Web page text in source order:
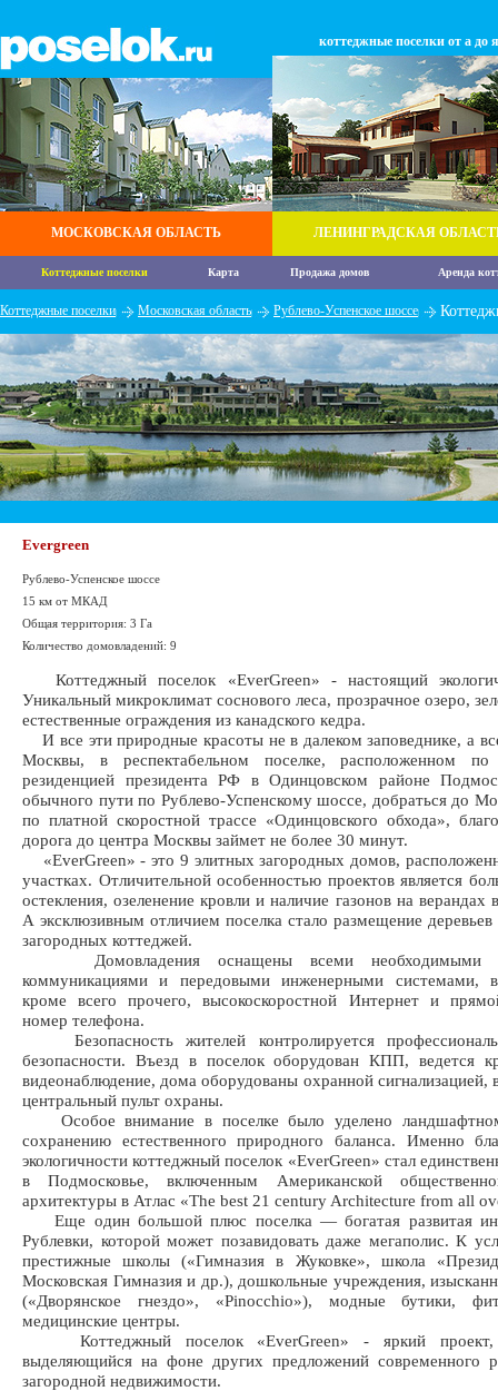
МОСКОВСКАЯ ОБЛАСТЬ
коттеджные поселки от а до я
ЛЕНИНГРАДСКАЯ
Коттеджные поселки Карта Продажа домов Аренда
Коттеджные поселки Московская область Рублево-Успенское шоссе
Evergreen
Рублево-Успенское шоссе
15 км от МКАД
Общая территория: 3 Га
Количество домовладений: 9
Коттеджный поселок «EverGreen» - настоящий
Уникальный микроклимат соснового леса, прозрачное озеро,
естественные ограждения из канадского кедра.
И все эти природные красоты не в далеком заповеднике, а
Москвы, в респектабельном поселке, расположенном по
резиденцией президента РФ в Одинцовском районе
обычного пути по Рублево-Успенскому шоссе, добраться до
по платной скоростной трассе «Одинцовского обхода»,
дорога до центра Москвы займет не более 30 минут.
«EverGreen» - это 9 элитных загородных домов,
участках. Отличительной особенностью проектов является
остекления, озеленение кровли и наличие газонов на верандах
А эксклюзивным отличием поселка стало размещение
загородных коттеджей.
Домовладения оснащены всеми необходимыми
коммуникациями и передовыми инженерными системами,
кроме всего прочего, высокоскоростной Интернет и
номер телефона.
Безопасность жителей контролируется
безопасности. Въезд в поселок оборудован КПП, ведется
видеонаблюдение, дома оборудованы охранной сигнализацией,
центральный пульт охраны.
Особое внимание в поселке было уделено
сохранению естественного природного баланса. Именно
экологичности коттеджный поселок «EverGreen» стал
в Подмосковье, включенным Американской
архитектуры в Атлас «The best 21 century Architecture from all
Еще один большой плюс поселка — богатая развитая
Рублевки, которой может позавидовать даже мегаполис. К
престижные школы («Гимназия в Жуковке», школа
Московская Гимназия и др.), дошкольные учреждения,
(«Дворянское гнездо», «Pinocchio»), модные бутики,
медицинские центры.
Коттеджный поселок «EverGreen» - яркий проект,
выделяющийся на фоне других предложений современного
загородной недвижимости.